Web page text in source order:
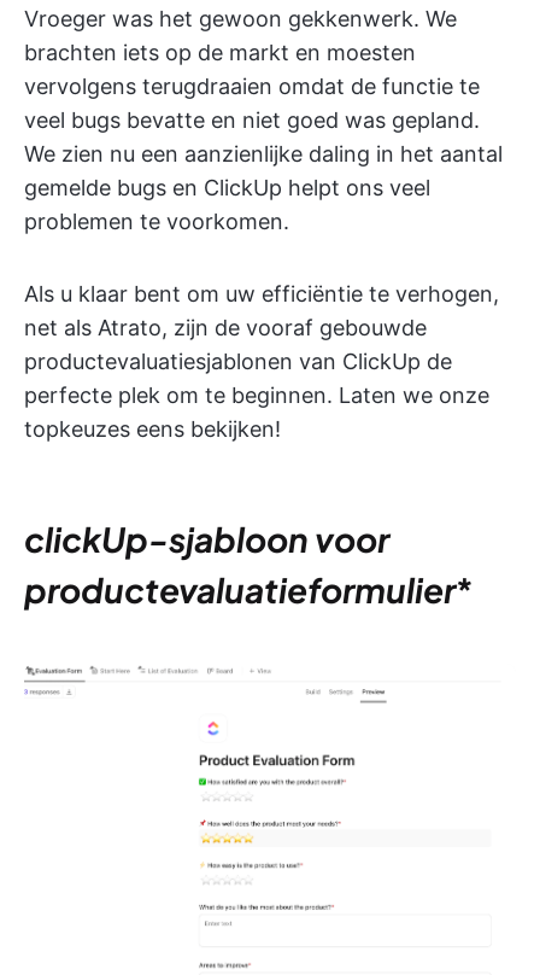
Vroeger was het gewoon gekkenwerk. We
brachten iets op de markt en moesten
vervolgens terugdraaien omdat de functie te
veel bugs bevatte en niet goed was gepland.
We zien nu een aanzienlijke daling in het aantal
gemelde bugs en ClickUp helpt ons veel
problemen te voorkomen.
Als u klaar bent om uw efficiëntie te verhogen,
net als Atrato, zijn de vooraf gebouwde
productevaluatiesjablonen van ClickUp de
perfecte plek om te beginnen. Laten we onze
topkeuzes eens bekijken!
clickUp-sjabloon voor
productevaluatieformulier*